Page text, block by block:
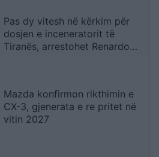
Pas dy vitesh në kërkim për
dosjen e inceneratorit të
Tiranës, arrestohet Renardo
Mazda konfirmon rikthimin e
CX-3, gjenerata e re pritet në
vitin 2027